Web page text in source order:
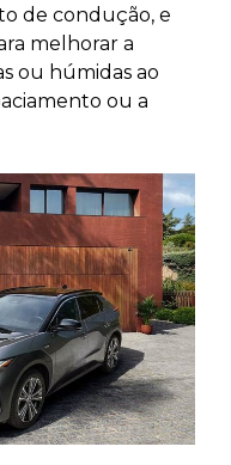
de condução, e
melhorar a
ou húmidas ao
ou a